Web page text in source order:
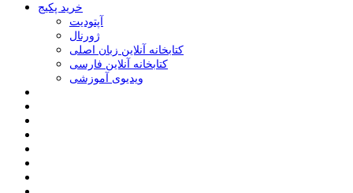
خرید پکیج
ﺁﭘﺘﻮﺩﯾﺖ
ﮊﻭﺭﻧﺎﻝ
کتابخانه آنلاین زبان اصلی
کتابخانه آنلاین فارسی
ویدیوی آموزشی